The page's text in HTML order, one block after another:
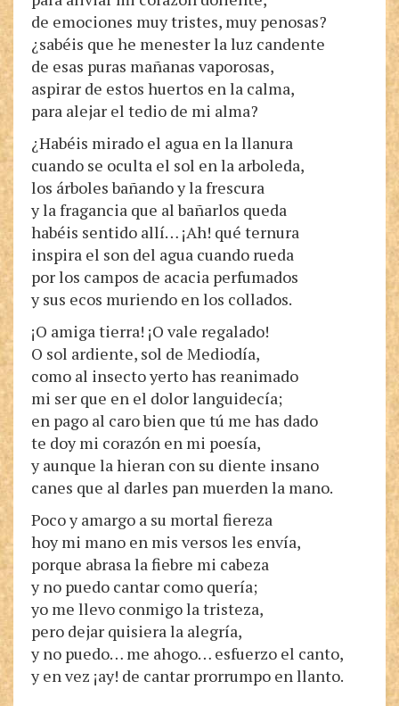
de emociones muy tristes, muy penosas?
¿sabéis que he menester la luz candente
de esas puras mañanas vaporosas,
aspirar de estos huertos en la calma,
para alejar el tedio de mi alma?
¿Habéis mirado el agua en la llanura
cuando se oculta el sol en la arboleda,
los árboles bañando y la frescura
y la fragancia que al bañarlos queda
habéis sentido allí… ¡Ah! qué ternura
inspira el son del agua cuando rueda
por los campos de acacia perfumados
y sus ecos muriendo en los collados.
¡O amiga tierra! ¡O vale regalado!
O sol ardiente, sol de Mediodía,
como al insecto yerto has reanimado
mi ser que en el dolor languidecía;
en pago al caro bien que tú me has dado
te doy mi corazón en mi poesía,
y aunque la hieran con su diente insano
canes que al darles pan muerden la mano.
Poco y amargo a su mortal fiereza
hoy mi mano en mis versos les envía,
porque abrasa la fiebre mi cabeza
y no puedo cantar como quería;
yo me llevo conmigo la tristeza,
pero dejar quisiera la alegría,
y no puedo… me ahogo… esfuerzo el canto,
y en vez ¡ay! de cantar prorrumpo en llanto.